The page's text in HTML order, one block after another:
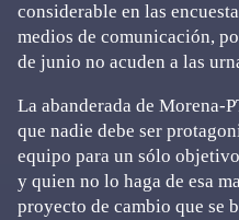
considerable en las
medios de comunicación,
de junio no acuden a las
La abanderada de Morena-
que nadie debe ser
equipo para un sólo
y quien no lo haga de esa
proyecto de cambio que se